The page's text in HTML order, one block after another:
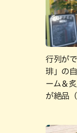
行列が
琲」の
ーム＆
が絶品